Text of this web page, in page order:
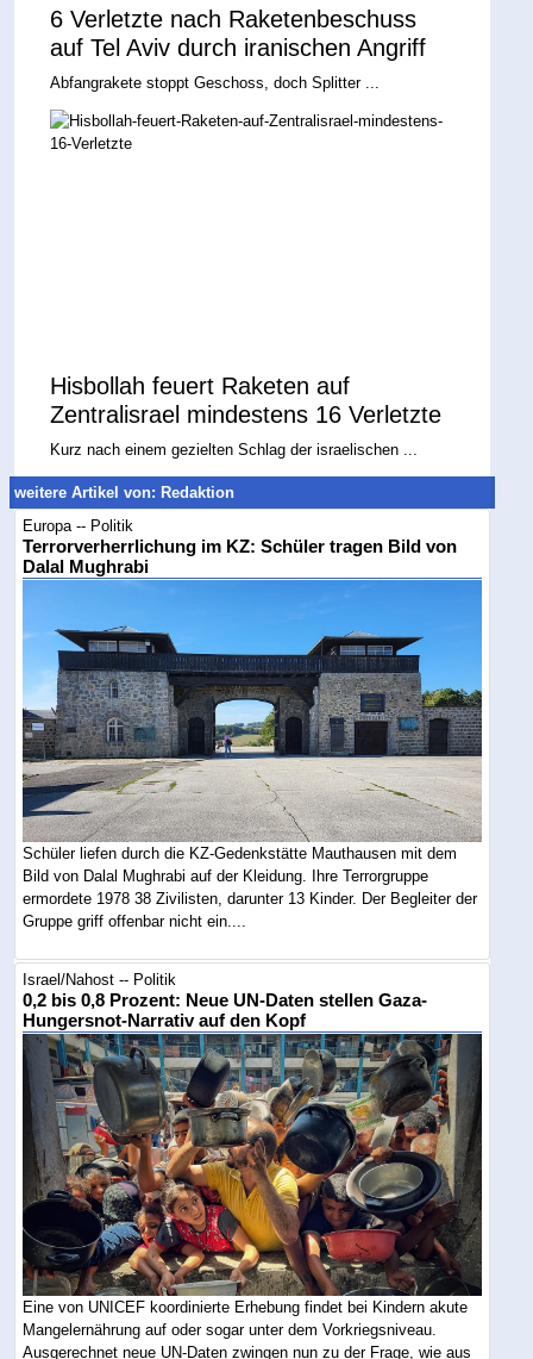
6 Verletzte nach Raketenbeschuss
auf Tel Aviv durch iranischen Angriff
Abfangrakete stoppt Geschoss, doch Splitter ...
Hisbollah feuert Raketen auf
Zentralisrael mindestens 16 Verletzte
Kurz nach einem gezielten Schlag der israelischen ...
weitere Artikel von: Redaktion
Europa -- Politik
Terrorverherrlichung im KZ: Schüler tragen Bild von
Dalal Mughrabi
Schüler liefen durch die KZ-Gedenkstätte Mauthausen mit dem
Bild von Dalal Mughrabi auf der Kleidung. Ihre Terrorgruppe
ermordete 1978 38 Zivilisten, darunter 13 Kinder. Der Begleiter der
Gruppe griff offenbar nicht ein....
Israel/Nahost -- Politik
0,2 bis 0,8 Prozent: Neue UN-Daten stellen Gaza-
Hungersnot-Narrativ auf den Kopf
Eine von UNICEF koordinierte Erhebung findet bei Kindern akute
Mangelernährung auf oder sogar unter dem Vorkriegsniveau.
Ausgerechnet neue UN-Daten zwingen nun zu der Frage, wie aus